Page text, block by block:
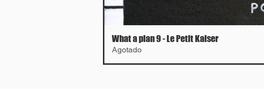
What a plan 9 - Le Petit Kaiser
Agotado